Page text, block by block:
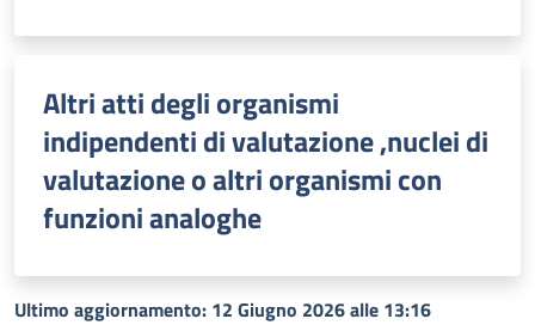
Altri atti degli organismi
indipendenti di valutazione ,nuclei di
valutazione o altri organismi con
funzioni analoghe
Ultimo aggiornamento: 12 Giugno 2026 alle 13:16